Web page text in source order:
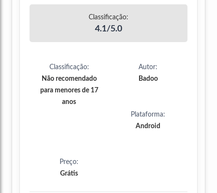
Classificação:
4.1/5.0
Classificação:
Não recomendado
para menores de 17
anos
Autor:
Badoo
Plataforma:
Android
Preço:
Grátis